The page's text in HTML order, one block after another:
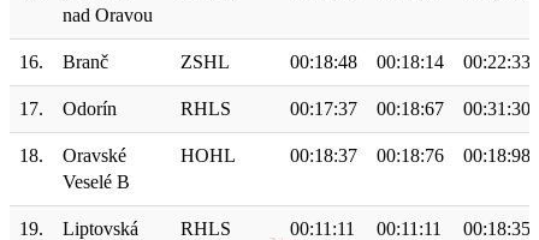
nad Oravou
16. Branč ZSHL 00:18:48 00:18:14 00:22:33
17. Odorín RHLS 00:17:37 00:18:67 00:31:30
18.
Oravské
Veselé B
HOHL 00:18:37 00:18:76 00:18:98
19.
Liptovská
RHLS 00:11:11 00:11:11 00:18:35